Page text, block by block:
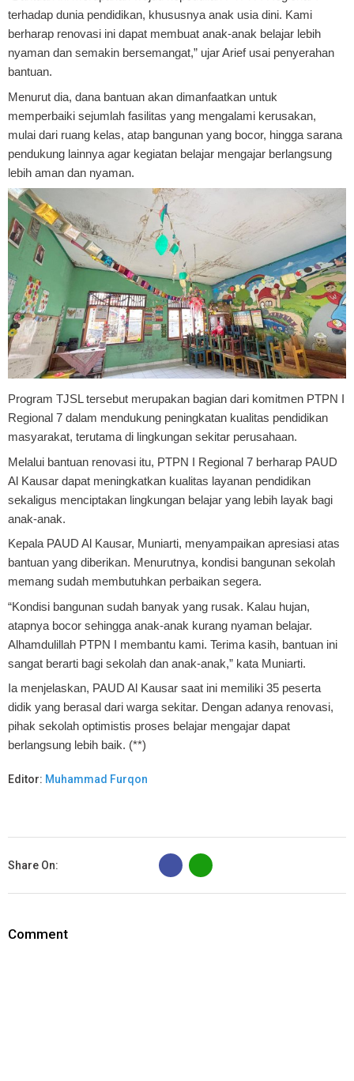
terhadap dunia pendidikan, khususnya anak usia dini. Kami
berharap renovasi ini dapat membuat anak-anak belajar lebih
nyaman dan semakin bersemangat,” ujar Arief usai penyerahan
bantuan.
Menurut dia, dana bantuan akan dimanfaatkan untuk
memperbaiki sejumlah fasilitas yang mengalami kerusakan,
mulai dari ruang kelas, atap bangunan yang bocor, hingga sarana
pendukung lainnya agar kegiatan belajar mengajar berlangsung
lebih aman dan nyaman.
Program TJSL tersebut merupakan bagian dari komitmen PTPN I
Regional 7 dalam mendukung peningkatan kualitas pendidikan
masyarakat, terutama di lingkungan sekitar perusahaan.
Melalui bantuan renovasi itu, PTPN I Regional 7 berharap PAUD
Al Kausar dapat meningkatkan kualitas layanan pendidikan
sekaligus menciptakan lingkungan belajar yang lebih layak bagi
anak-anak.
Kepala PAUD Al Kausar, Muniarti, menyampaikan apresiasi atas
bantuan yang diberikan. Menurutnya, kondisi bangunan sekolah
memang sudah membutuhkan perbaikan segera.
“Kondisi bangunan sudah banyak yang rusak. Kalau hujan,
atapnya bocor sehingga anak-anak kurang nyaman belajar.
Alhamdulillah PTPN I membantu kami. Terima kasih, bantuan ini
sangat berarti bagi sekolah dan anak-anak,” kata Muniarti.
Ia menjelaskan, PAUD Al Kausar saat ini memiliki 35 peserta
didik yang berasal dari warga sekitar. Dengan adanya renovasi,
pihak sekolah optimistis proses belajar mengajar dapat
berlangsung lebih baik. (**)
Editor: Muhammad Furqon
Share On:
B
Comment